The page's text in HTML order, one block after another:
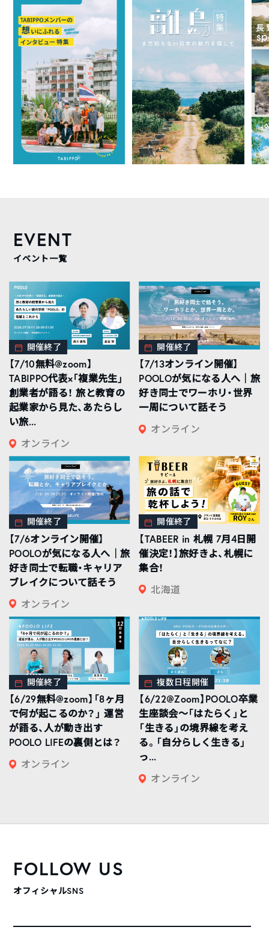
EVENT
イベント一覧
開催終了
【7/10無料@zoom】
TABIPPO代表×「複業先生」
創業者が語る！ 旅と教育の
起業家から見た、あたらし
い旅...
オンライン
開催終了
【7/13オンライン開催】
POOLOが気になる人へ｜旅
好き同士でワーホリ・世界
一周について話そう
オンライン
開催終了
【7/6オンライン開催】
POOLOが気になる人へ｜旅
好き同士で転職・キャリア
ブレイクについて話そう
オンライン
開催終了
【TABEER in 札幌 7月4日開
催決定！】旅好きよ、札幌に
集合！
北海道
開催終了
【6/29無料@zoom】「8ヶ月
で何が起こるのか？」 運営
が語る、人が動き出す
POOLO LIFEの裏側とは？
オンライン
複数日程開催
【6/22@Zoom】POOLO卒業
生座談会〜「はたらく」と
「生きる」の境界線を考え
る。「自分らしく生きる」
っ...
オンライン
FOLLOW US
オフィシャルSNS